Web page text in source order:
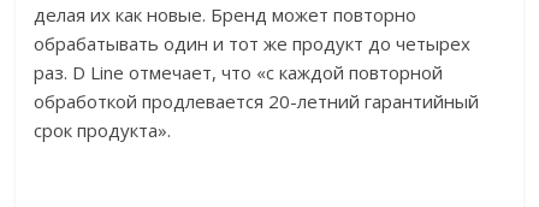
делая их как новые. Бренд может повторно
обрабатывать один и тот же продукт до четырех
раз. D Line отмечает, что «с каждой повторной
обработкой продлевается 20-летний гарантийный
срок продукта».